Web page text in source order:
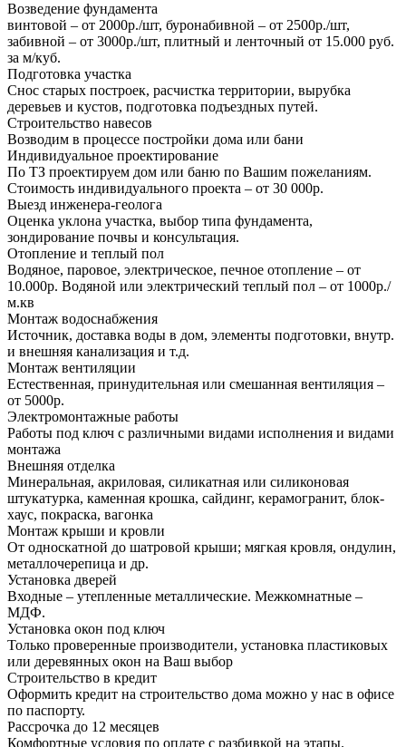
Возведение фундамента
винтовой – от 2000р./шт, буронабивной – от 2500р./шт,
забивной – от 3000р./шт, плитный и ленточный от 15.000 руб.
за м/куб.
Подготовка участка
Снос старых построек, расчистка территории, вырубка
деревьев и кустов, подготовка подъездных путей.
Строительство навесов
Возводим в процессе постройки дома или бани
Индивидуальное проектирование
По ТЗ проектируем дом или баню по Вашим пожеланиям.
Стоимость индивидуального проекта – от 30 000р.
Выезд инженера-геолога
Оценка уклона участка, выбор типа фундамента,
зондирование почвы и консультация.
Отопление и теплый пол
Водяное, паровое, электрическое, печное отопление – от
10.000р. Водяной или электрический теплый пол – от 1000р./
м.кв
Монтаж водоснабжения
Источник, доставка воды в дом, элементы подготовки, внутр.
и внешняя канализация и т.д.
Монтаж вентиляции
Естественная, принудительная или смешанная вентиляция –
от 5000р.
Электромонтажные работы
Работы под ключ с различными видами исполнения и видами
монтажа
Внешняя отделка
Минеральная, акриловая, силикатная или силиконовая
штукатурка, каменная крошка, сайдинг, керамогранит, блок-
хаус, покраска, вагонка
Монтаж крыши и кровли
От односкатной до шатровой крыши; мягкая кровля, ондулин,
металлочерепица и др.
Установка дверей
Входные – утепленные металлические. Межкомнатные –
МДФ.
Установка окон под ключ
Только проверенные производители, установка пластиковых
или деревянных окон на Ваш выбор
Строительство в кредит
Оформить кредит на строительство дома можно у нас в офисе
по паспорту.
Рассрочка до 12 месяцев
Комфортные условия по оплате с разбивкой на этапы.